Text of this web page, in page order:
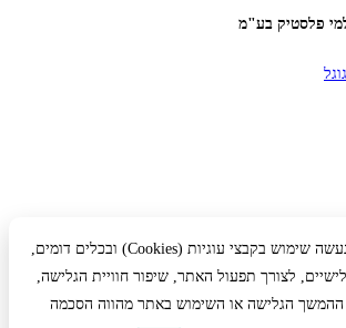
לידיעתך: באתר זה נעשה שימוש בקבצי עוגיות (Cookies) ובכלים דומים,
האתר, שיפור חוויית הגלישה,
או השימוש באתר מהווה הסכמה